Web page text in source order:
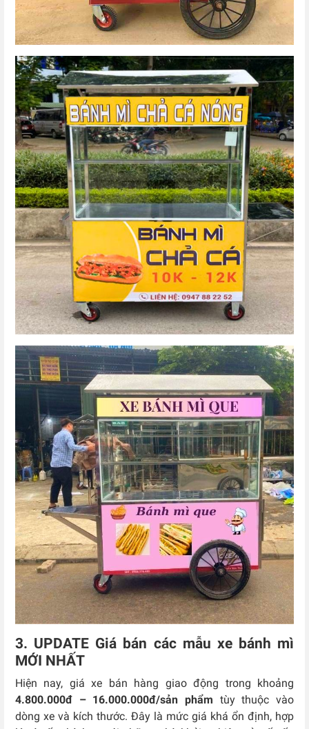
3. UPDATE Giá bán các mẫu xe bánh mì
MỚI NHẤT
Hiện nay, giá xe bán hàng giao động trong khoảng
4.800.000đ – 16.000.000đ/sản phẩm tùy thuộc vào
dòng xe và kích thước. Đây là mức giá khá ổn định, hợp